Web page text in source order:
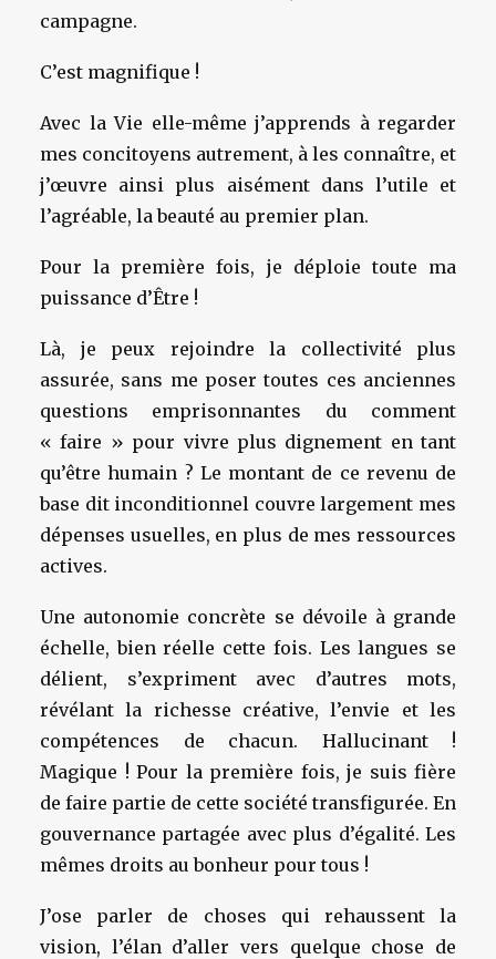
campagne.
C’est magnifique !
Avec la Vie elle-même j’apprends à regarder
mes concitoyens autrement, à les connaître, et
j’œuvre ainsi plus aisément dans l’utile et
l’agréable, la beauté au premier plan.
Pour la première fois, je déploie toute ma
puissance d’Être !
Là, je peux rejoindre la collectivité plus
assurée, sans me poser toutes ces anciennes
questions emprisonnantes du comment
« faire » pour vivre plus dignement en tant
qu’être humain ? Le montant de ce revenu de
base dit inconditionnel couvre largement mes
dépenses usuelles, en plus de mes ressources
actives.
Une autonomie concrète se dévoile à grande
échelle, bien réelle cette fois. Les langues se
délient, s’expriment avec d’autres mots,
révélant la richesse créative, l’envie et les
compétences de chacun. Hallucinant !
Magique ! Pour la première fois, je suis fière
de faire partie de cette société transfigurée. En
gouvernance partagée avec plus d’égalité. Les
mêmes droits au bonheur pour tous !
J’ose parler de choses qui rehaussent la
vision, l’élan d’aller vers quelque chose de